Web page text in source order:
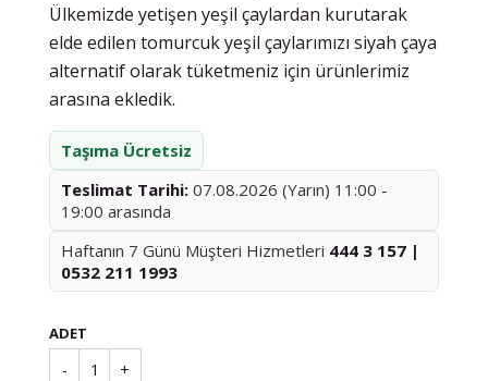
Ülkemizde yetişen yeşil çaylardan kurutarak
elde edilen tomurcuk yeşil çaylarımızı siyah çaya
alternatif olarak tüketmeniz için ürünlerimiz
arasına ekledik.
Taşıma Ücretsiz
Teslimat Tarihi: 07.08.2026 (Yarın) 11:00 -
19:00 arasında
Haftanın 7 Günü Müşteri Hizmetleri 444 3 157 |
0532 211 1993
ADET
- 1 +